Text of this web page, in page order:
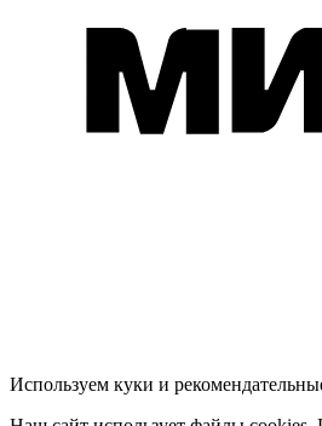
Используем куки и